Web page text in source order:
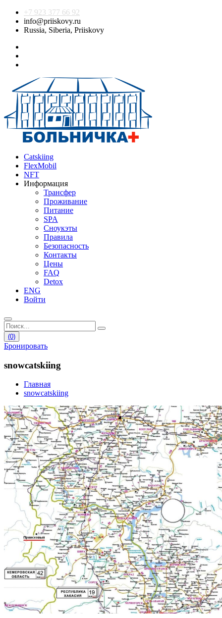
+7 923 377 66 92
info@priiskovy.ru
Russia, Siberia, Priiskovy
Catskiing
FlexMobil
NFT
Информация
Трансфер
Проживание
Питание
SPA
Сноукэты
Правила
Безопасность
Контакты
Цены
FAQ
Detox
ENG
Войти
(0)
Бронировать
snowcatskiing
Главная
snowcatskiing